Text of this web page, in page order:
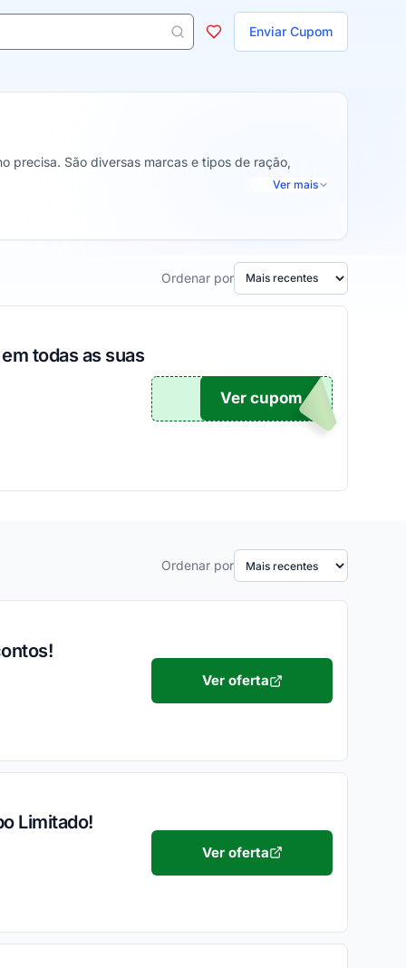
Enviar Cupom
precisa. São diversas marcas e tipos de ração,
Ver mais
Ordenar por
todas as suas
TICO
Ver cupom
Ordenar por
Ver oferta
Limitado!
Ver oferta